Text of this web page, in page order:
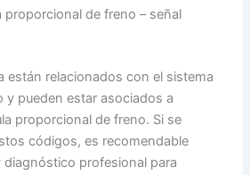
proporcional de freno – señal
están relacionados con el sistema
y pueden estar asociados a
proporcional de freno. Si se
códigos, es recomendable
diagnóstico profesional para